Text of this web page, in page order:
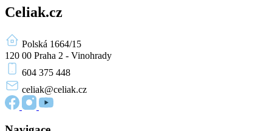
Celiak.cz
Polská 1664/15
120 00 Praha 2 - Vinohrady
604 375 448
celiak@celiak.cz